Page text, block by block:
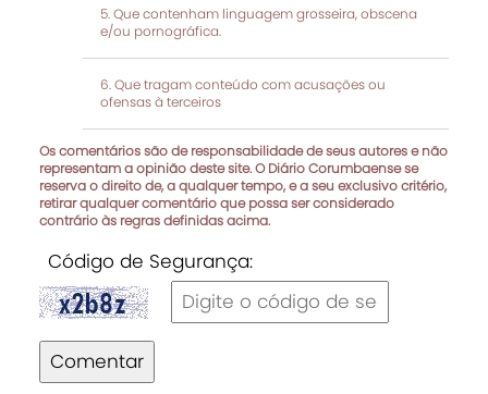
Que contenham linguagem grosseira, obscena
e/ou pornográfica.
Que tragam conteúdo com acusações ou
ofensas à terceiros
Os comentários são de responsabilidade de seus autores e não
representam a opinião deste site. O Diário Corumbaense se
reserva o direito de, a qualquer tempo, e a seu exclusivo critério,
retirar qualquer comentário que possa ser considerado
contrário às regras definidas acima.
Código de Segurança:
Comentar